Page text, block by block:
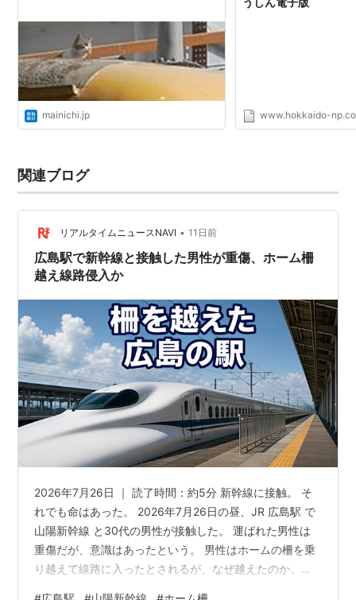
○リスト：駅つきキーワード
○リスト：駅キーワード
mainichi.jp www.hokkaido-
関連ブログ
リアルタイムニュースNAVI • 11日前
広島駅で新幹線と接触した男性が重傷、ホーム柵
越え線路侵入か
2026年7月26日 ｜ 読了時間：約5分 新幹線に接触。 そ
れでも命はあった。 2026年7月26日の昼、JR 広島駅 で
山陽新幹線 と30代の男性が接触した。 運ばれた男性は
重傷だが、意識はあったという。 男性はホームの柵を乗
り越えて線路に入ったとされるが、なぜ越えたのか、そ